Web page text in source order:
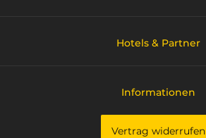
Hotels & Partner
Informationen
Vertrag widerrufen